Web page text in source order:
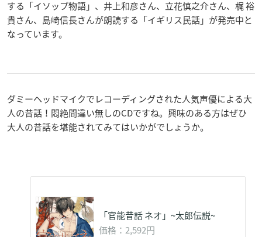
する「イソップ物語」、井上和彦さん、立花慎之介さん、梶 裕
貴さん、島崎信長さんが朗読する「イギリス民話」が発売中と
なっています。
ダミーヘッドマイクでレコーディングされた人気声優による大
人の昔話！悶絶間違い無しのCDですね。興味のある方はぜひ
大人の昔話を堪能されてみてはいかがでしょうか。
「官能昔話 ネオ」~太郎伝説~
価格：2,592円